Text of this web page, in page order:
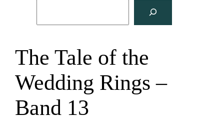
e
The Tale of the
Wedding Rings –
Band 13